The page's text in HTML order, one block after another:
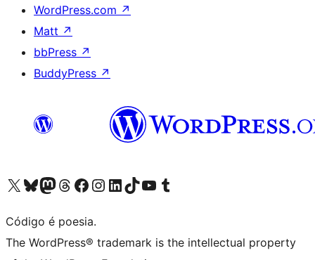
WordPress.com ↗
Matt ↗
bbPress ↗
BuddyPress ↗
Visite a nossa conta X (antigo Twitter)
Visit our Bluesky account
Visit our Mastodon account
Visit our Threads account
Visite a nossa página do Facebook
Visite a nossa conta no Instagram
Visite a nossa conta no LinkedIn
Visit our TikTok account
Visit our YouTube channel
Visit our Tumblr account
Código é poesia.
The WordPress® trademark is the intellectual property